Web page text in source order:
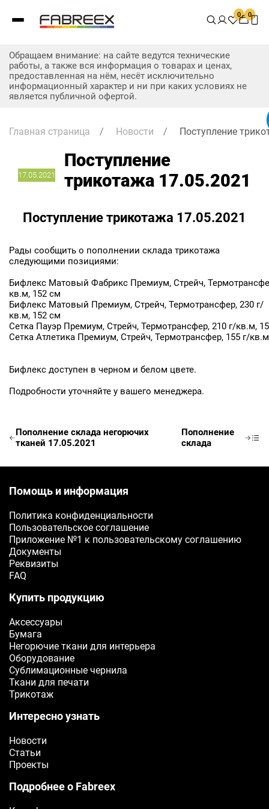
0 0
Обращаем внимание: на сайте ведутся технические
работы, а также вся информация о товарах и ценах,
предоставленная на нём, несёт исключительно
информационный характер и ни при каких условиях не
является публичной офертой.
Главная страница / Новости / Поступление
17.05.2021
Поступление
трикотажа 17.05.2021
Поступление трикотажа 17.05.2021
Рады сообщить о пополнении склада трикотажа
следующими позициями:
Бифлекс Матовый Фабрикс Премиум, Стрейч,
кв.м, 152 см
Бифлекс Матовый Премиум, Стрейч, Термотрансфер, 230 г/
кв.м, 152 см
Сетка Пауэр Премиум, Стрейч, Термотрансфер, 210 г/кв.м,
Сетка Атлетика Премиум, Стрейч, Термотрансфер, 155 г/
Бифлекс доступен в черном и белом цвете.
Подробности уточняйте у вашего менеджера.
Пополнение склада негорючих
тканей 17.05.2021
Пополнение
склада
Ваш телефон
Помощь и информация
Политика конфиденциальности
Пользовательское соглашение
Приложение №1 к пользовательскому соглашению
Документы
Реквизиты
FAQ
Купить продукцию
Аксессуары
Бумага
Негорючие ткани для интерьера
Оборудование
Сублимационные чернила
Ткани для печати
Трикотаж
Интересно узнать
Новости
Статьи
Проекты
Подробнее о Fabreex